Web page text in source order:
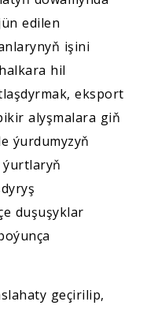
edilen
işini
hil
eksport
alyşmalara giň
ýurdumyzyň
ýurtlaryň
duşuşyklar
geçirilip,